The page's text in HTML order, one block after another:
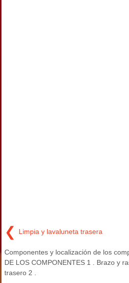
❮ Limpia y lavaluneta trasera
Componentes y localización de los
DE LOS COMPONENTES 1 . Brazo y
trasero 2 .